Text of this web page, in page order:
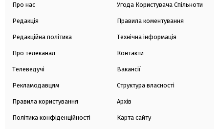
Про нас
Редакція
Редакційна політика
Про телеканал
Телеведучі
Рекламодавцям
Правила користування
Політика конфіденційності
Угода Користувача Спільноти
Правила коментування
Технічна інформація
Контакти
Вакансії
Структура власності
Архів
Карта сайту